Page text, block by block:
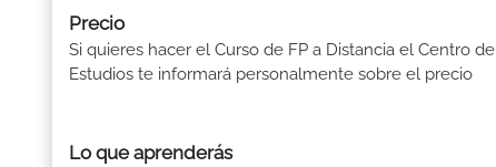
Precio
Si quieres hacer el Curso de FP a Distancia el Centro de
Estudios te informará personalmente sobre el precio
Lo que aprenderás